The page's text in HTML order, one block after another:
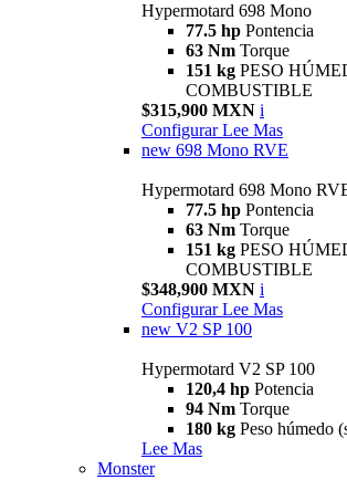
Hypermotard 698 Mono
77.5 hp Pontencia
63 Nm Torque
151 kg PESO
COMBUSTIBLE
$315,900 MXN i
Configurar Lee Mas
new 698 Mono RVE
Hypermotard 698 Mono
77.5 hp Pontencia
63 Nm Torque
151 kg PESO
COMBUSTIBLE
$348,900 MXN i
Configurar Lee Mas
new V2 SP 100
Hypermotard V2 SP 100
120,4 hp Potencia
94 Nm Torque
180 kg Peso húmedo
Lee Mas
Monster